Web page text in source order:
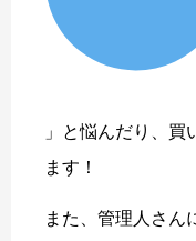
」と悩んだり、買
ます！
また、管理人さん